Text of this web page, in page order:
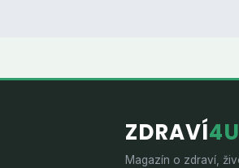
ZDRAVÍ4U
Magazín o zdraví,